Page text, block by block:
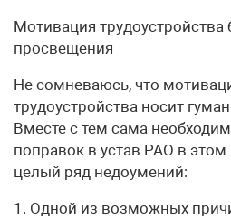
Мотивация
просвещения
Не сомневаюсь, что
трудоустройства носит
Вместе с тем сама
поправок в устав РАО в этом
целый ряд недоумений:
1. Одной из возможных